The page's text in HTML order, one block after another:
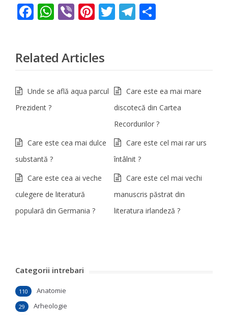
Facebook
WhatsApp
ViberPinterest
TwitterTelegram
Related Articles
Unde se află aqua parcul
Prezident ?
Care este ea mai mare
discotecă din Cartea
Recordurilor ?
Care este cea mai dulce
substantă ?
Care este cel mai rar urs
întâlnit ?
Care este cea ai veche
culegere de literatură
populară din Germania ?
Care este cel mai vechi
manuscris păstrat din
literatura irlandeză ?
Categorii intrebari
Anatomie
110
Arheologie
29